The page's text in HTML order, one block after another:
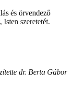
és örvendező
szeretetét.
dr. Berta Gábor